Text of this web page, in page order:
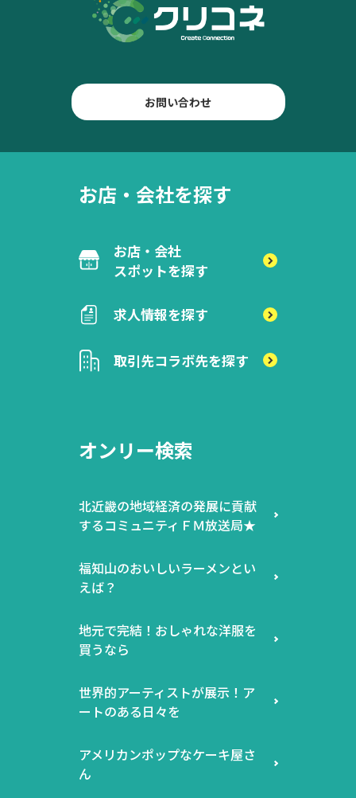
お問い合わせ
お店・会社を探す
お店・会社
スポットを探す
求人情報を探す
取引先コラボ先を探す
オンリー検索
北近畿の地域経済の発展に貢献
するコミュニティＦＭ放送局★
福知山のおいしいラーメンとい
えば？
地元で完結！おしゃれな洋服を
買うなら
世界的アーティストが展示！ア
ートのある日々を
アメリカンポップなケーキ屋さ
ん